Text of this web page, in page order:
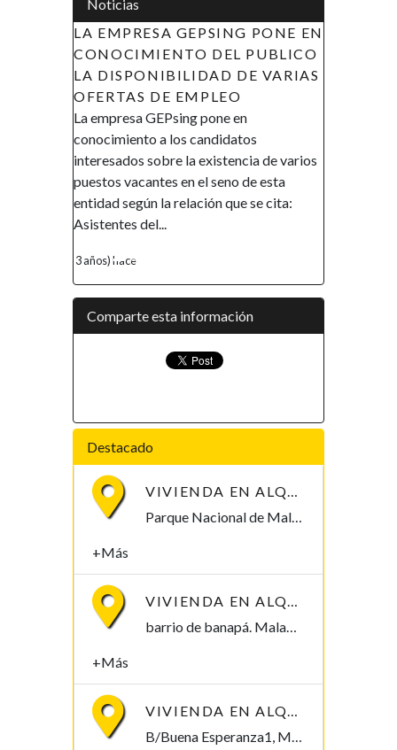
Noticias
LA EMPRESA GEPSING PONE EN
CONOCIMIENTO DEL PUBLICO
LA DISPONIBILIDAD DE VARIAS
OFERTAS DE EMPLEO
La empresa GEPsing pone en
conocimiento a los candidatos
interesados sobre la existencia de varios
puestos vacantes en el seno de esta
entidad según la relación que se cita:
Asistentes del...
3 años) hace
Comparte esta información
Destacado
VIVIENDA EN ALQUILER POR PARQUE NACIONAL DE MALABO
Parque Nacional de Malabo Malabo, Bioko Norte , Guinea Ecuatorial
+Más
VIVIENDA EN ALQUILER, B/ BANAPÁ 2.000.000
barrio de banapá. Malabo Malabo, Bioko Norte , Guinea Ecuatorial
+Más
VIVIENDA EN ALQUILER, B/BUENA ESPERANZA1. 250.000/MES
B/Buena Esperanza1, Malabo Malabo, Bioko Norte , Guinea Ecuatorial